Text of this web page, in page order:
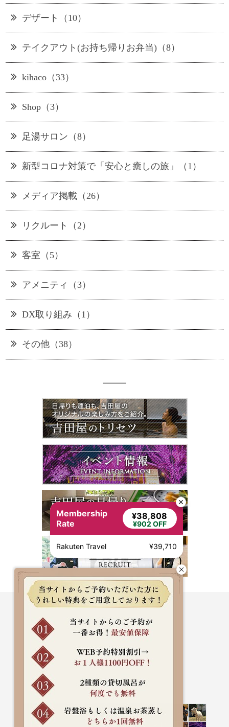
デザート（10）
テイクアウト(お持ち帰りお弁当)（8）
kihaco（33）
Shop（3）
足湯サロン（8）
新型コロナ対策で「安心と癒しの旅」（1）
メディア掲載（26）
リクルート（2）
客室（5）
アメニティ（3）
DX取り組み（1）
その他（38）
Membership
Rate
¥38,808
¥902 OFF
Rakuten Travel ¥39,710